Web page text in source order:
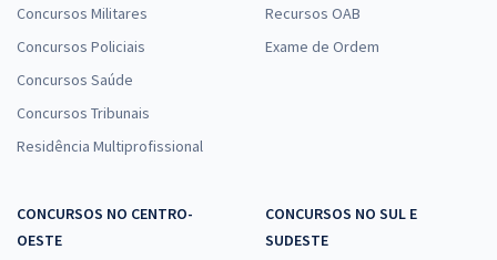
Concursos Militares
Concursos Policiais
Concursos Saúde
Concursos Tribunais
Residência Multiprofissional
Recursos OAB
Exame de Ordem
CONCURSOS NO CENTRO-
OESTE
CONCURSOS NO SUL E
SUDESTE